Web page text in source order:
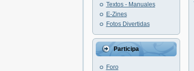
Textos - Manuales
E-Zines
Fotos Divertidas
Participa
Foro